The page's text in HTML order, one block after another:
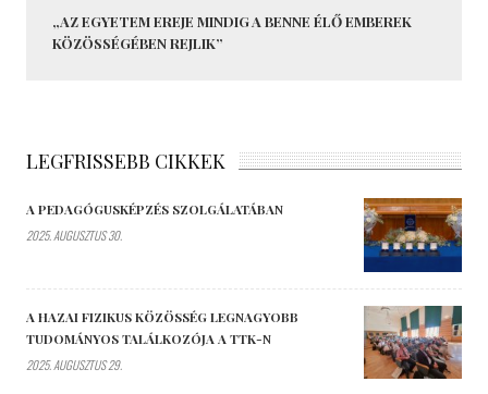
„AZ EGYETEM EREJE MINDIG A BENNE ÉLŐ EMBEREK
KÖZÖSSÉGÉBEN REJLIK”
LEGFRISSEBB CIKKEK
A PEDAGÓGUSKÉPZÉS SZOLGÁLATÁBAN
2025. AUGUSZTUS 30.
A HAZAI FIZIKUS KÖZÖSSÉG LEGNAGYOBB
TUDOMÁNYOS TALÁLKOZÓJA A TTK-N
2025. AUGUSZTUS 29.